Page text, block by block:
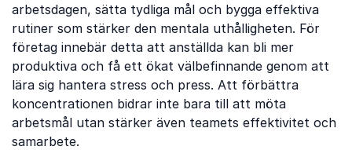
arbetsdagen, sätta tydliga mål och bygga effektiva
rutiner som stärker den mentala uthålligheten. För
företag innebär detta att anställda kan bli mer
produktiva och få ett ökat välbefinnande genom att
lära sig hantera stress och press. Att förbättra
koncentrationen bidrar inte bara till att möta
arbetsmål utan stärker även teamets effektivitet och
samarbete.